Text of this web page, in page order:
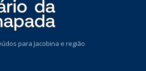
para Jacobina e região